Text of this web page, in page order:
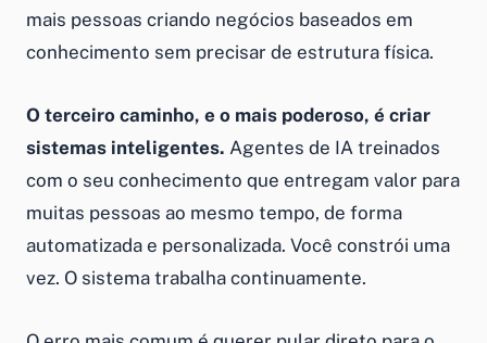
mais pessoas criando negócios baseados em
conhecimento sem precisar de estrutura física.
O terceiro caminho, e o mais poderoso, é criar
sistemas inteligentes. Agentes de IA treinados
com o seu conhecimento que entregam valor para
muitas pessoas ao mesmo tempo, de forma
automatizada e personalizada. Você constrói uma
vez. O sistema trabalha continuamente.